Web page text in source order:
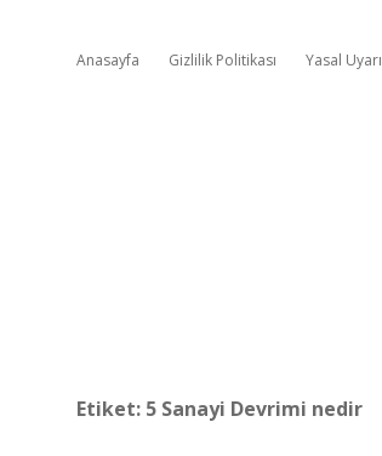
Anasayfa Gizlilik Politikası Yasal Uyarı
Etiket: 5 Sanayi Devrimi nedir